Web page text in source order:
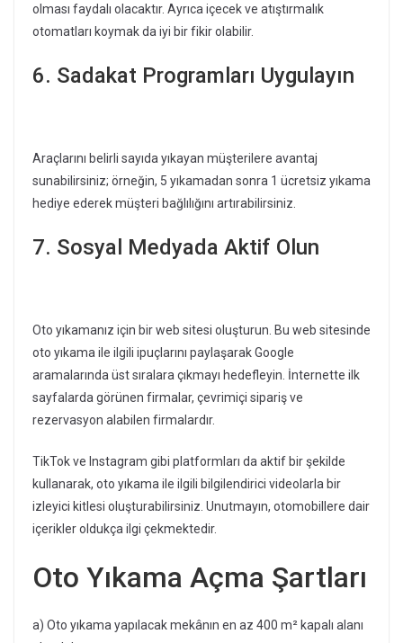
olması faydalı olacaktır. Ayrıca içecek ve atıştırmalık
otomatları koymak da iyi bir fikir olabilir.
6. Sadakat Programları Uygulayın
Araçlarını belirli sayıda yıkayan müşterilere avantaj
sunabilirsiniz; örneğin, 5 yıkamadan sonra 1 ücretsiz yıkama
hediye ederek müşteri bağlılığını artırabilirsiniz.
7. Sosyal Medyada Aktif Olun
Oto yıkamanız için bir web sitesi oluşturun. Bu web sitesinde
oto yıkama ile ilgili ipuçlarını paylaşarak Google
aramalarında üst sıralara çıkmayı hedefleyin. İnternette ilk
sayfalarda görünen firmalar, çevrimiçi sipariş ve
rezervasyon alabilen firmalardır.
TikTok ve Instagram gibi platformları da aktif bir şekilde
kullanarak, oto yıkama ile ilgili bilgilendirici videolarla bir
izleyici kitlesi oluşturabilirsiniz. Unutmayın, otomobillere dair
içerikler oldukça ilgi çekmektedir.
Oto Yıkama Açma Şartları
a) Oto yıkama yapılacak mekânın en az 400 m² kapalı alanı